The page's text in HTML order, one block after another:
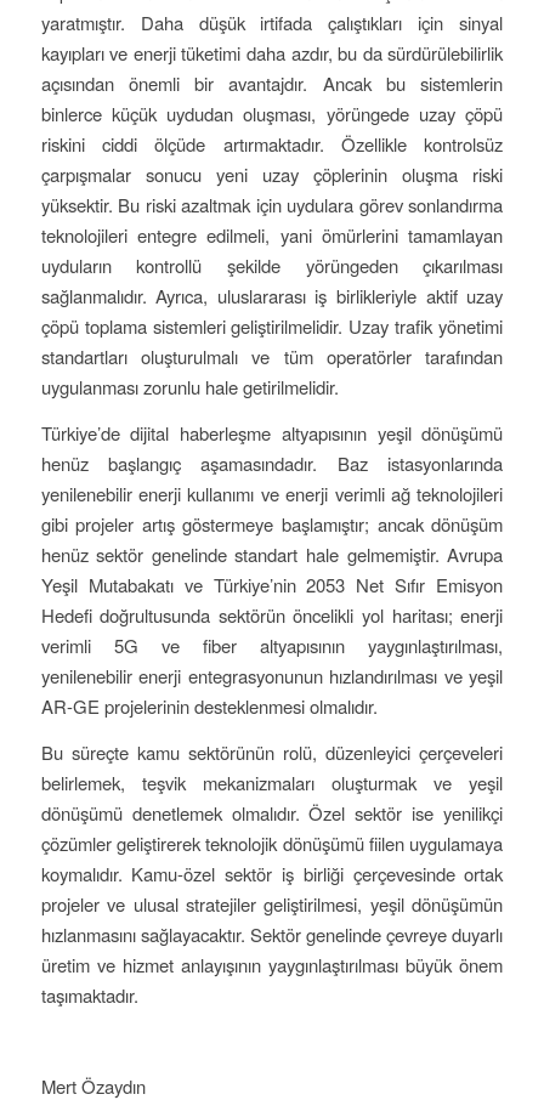
yaratmıştır. Daha düşük irtifada çalıştıkları için sinyal
kayıpları ve enerji tüketimi daha azdır, bu da sürdürülebilirlik
açısından önemli bir avantajdır. Ancak bu sistemlerin
binlerce küçük uydudan oluşması, yörüngede uzay çöpü
riskini ciddi ölçüde artırmaktadır. Özellikle kontrolsüz
çarpışmalar sonucu yeni uzay çöplerinin oluşma riski
yüksektir. Bu riski azaltmak için uydulara görev sonlandırma
teknolojileri entegre edilmeli, yani ömürlerini tamamlayan
uyduların kontrollü şekilde yörüngeden çıkarılması
sağlanmalıdır. Ayrıca, uluslararası iş birlikleriyle aktif uzay
çöpü toplama sistemleri geliştirilmelidir. Uzay trafik yönetimi
standartları oluşturulmalı ve tüm operatörler tarafından
uygulanması zorunlu hale getirilmelidir.
Türkiye’de dijital haberleşme altyapısının yeşil dönüşümü
henüz başlangıç aşamasındadır. Baz istasyonlarında
yenilenebilir enerji kullanımı ve enerji verimli ağ teknolojileri
gibi projeler artış göstermeye başlamıştır; ancak dönüşüm
henüz sektör genelinde standart hale gelmemiştir. Avrupa
Yeşil Mutabakatı ve Türkiye’nin 2053 Net Sıfır Emisyon
Hedefi doğrultusunda sektörün öncelikli yol haritası; enerji
verimli 5G ve fiber altyapısının yaygınlaştırılması,
yenilenebilir enerji entegrasyonunun hızlandırılması ve yeşil
AR-GE projelerinin desteklenmesi olmalıdır.
Bu süreçte kamu sektörünün rolü, düzenleyici çerçeveleri
belirlemek, teşvik mekanizmaları oluşturmak ve yeşil
dönüşümü denetlemek olmalıdır. Özel sektör ise yenilikçi
çözümler geliştirerek teknolojik dönüşümü fiilen uygulamaya
koymalıdır. Kamu-özel sektör iş birliği çerçevesinde ortak
projeler ve ulusal stratejiler geliştirilmesi, yeşil dönüşümün
hızlanmasını sağlayacaktır. Sektör genelinde çevreye duyarlı
üretim ve hizmet anlayışının yaygınlaştırılması büyük önem
taşımaktadır.
Mert Özaydın